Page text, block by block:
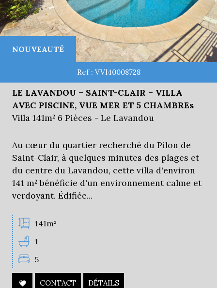
NOUVEAUTÉ
Ref : VVI40008728
LE LAVANDOU – SAINT-CLAIR – VILLA
AVEC PISCINE, VUE MER ET 5 CHAMBREs
Villa 141m² 6 Pièces - Le Lavandou
Au cœur du quartier recherché du Pilon de
Saint-Clair, à quelques minutes des plages et
du centre du Lavandou, cette villa d'environ
141 m² bénéficie d'un environnement calme et
verdoyant. Édifiée...
141m²
1
5
CONTACT DÉTAILS